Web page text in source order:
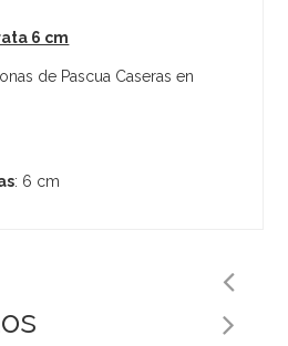
6 cm
de Pascua Caseras en
: 6 cm